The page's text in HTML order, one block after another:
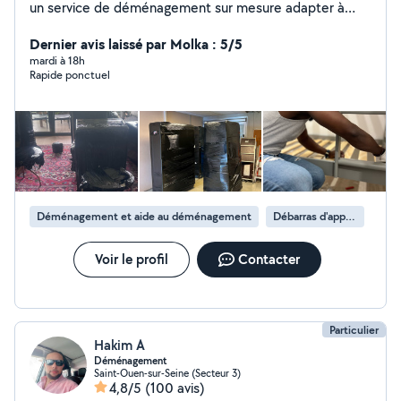
un service de déménagement sur mesure adapter à
nécessaire pour mener a bien et en toute sérénité vos
projets. Votre confiance est capital pour nous.
Cordialement
Dernier avis laissé par Molka : 5/5
mardi à 18h
Rapide ponctuel
Déménagement et aide au déménagement Débarras d'appartement
Voir le profil Contacter
Particulier
Hakim A
Déménagement
Saint-Ouen-sur-Seine (Secteur 3)
4,8/5 (100 avis)